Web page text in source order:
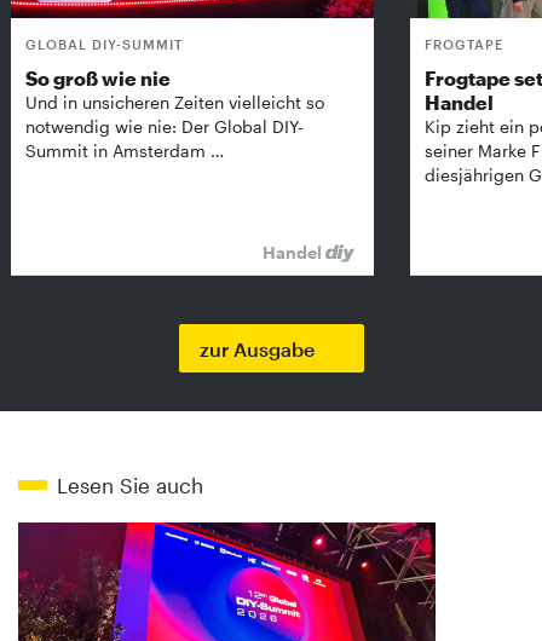
GLOBAL DIY-SUMMIT
So groß wie nie
Und in unsicheren Zeiten vielleicht so
notwendig wie nie: Der Global DIY-
Summit in Amsterdam …
Handel
FROGTAPE
Frogtape
Handel
Kip zieht ein
seiner Marke
diesjährigen
zur Ausgabe
Lesen Sie auch